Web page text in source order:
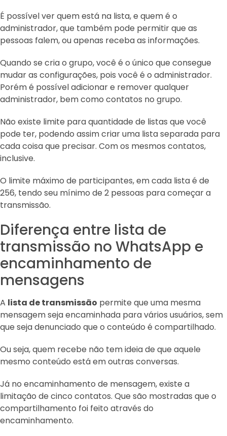
É possível ver quem está na lista, e quem é o
administrador, que também pode permitir que as
pessoas falem, ou apenas receba as informações.
Quando se cria o grupo, você é o único que consegue
mudar as configurações, pois você é o administrador.
Porém é possível adicionar e remover qualquer
administrador, bem como contatos no grupo.
Não existe limite para quantidade de listas que você
pode ter, podendo assim criar uma lista separada para
cada coisa que precisar. Com os mesmos contatos,
inclusive.
O limite máximo de participantes, em cada lista é de
256, tendo seu mínimo de 2 pessoas para começar a
transmissão.
Diferença entre lista de
transmissão no WhatsApp e
encaminhamento de
mensagens
A lista de transmissão permite que uma mesma
mensagem seja encaminhada para vários usuários, sem
que seja denunciado que o conteúdo é compartilhado.
Ou seja, quem recebe não tem ideia de que aquele
mesmo conteúdo está em outras conversas.
Já no encaminhamento de mensagem, existe a
limitação de cinco contatos. Que são mostradas que o
compartilhamento foi feito através do
encaminhamento.